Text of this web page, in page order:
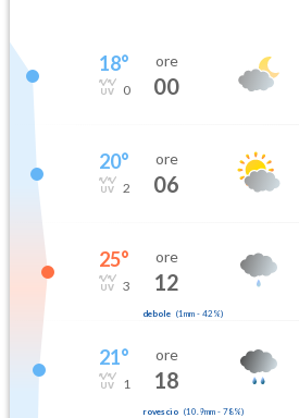
18°
0
ore
00
20°
2
ore
06
25°
3
ore
12
debole (1mm- 42 %)
21°
1
ore
18
rovescio (10.9mm- 78%)